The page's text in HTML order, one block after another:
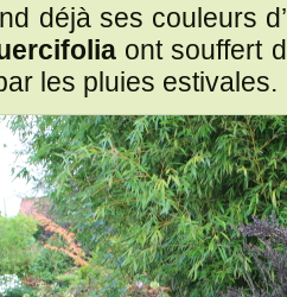
déjà ses couleurs
ont souffert
les pluies estivales.